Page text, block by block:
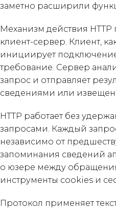
заметно расширили
Механизм действия HTTP
клиент-сервер. Клиент,
инициирует
требование. Сервер
запрос и отправляет
сведениями или
HTTP работает без
запросами. Каждый
независимо от
запоминания сведений
о юзере между
инструменты cookies и
Протокол применяет